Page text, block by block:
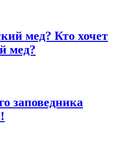
мед? Кто хочет
мед?
заповедника